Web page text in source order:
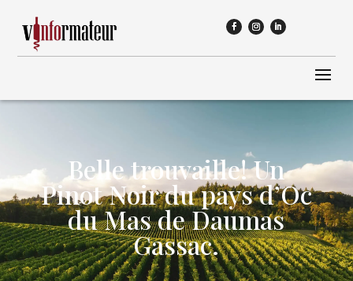
Belle trouvaille! Un
Pinot Noir du pays d’Oc
du Mas de Daumas
Gassac.